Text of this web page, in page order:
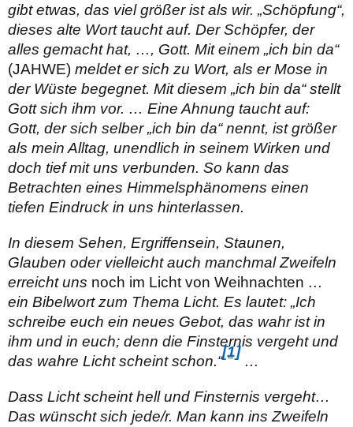
gibt etwas, das viel größer ist als wir. „Schöpfung“,
dieses alte Wort taucht auf. Der Schöpfer, der
alles gemacht hat, …, Gott. Mit einem „ich bin da“
(JAHWE) meldet er sich zu Wort, als er Mose in
der Wüste begegnet. Mit diesem „ich bin da“ stellt
Gott sich ihm vor. … Eine Ahnung taucht auf:
Gott, der sich selber „ich bin da“ nennt, ist größer
als mein Alltag, unendlich in seinem Wirken und
doch tief mit uns verbunden. So kann das
Betrachten eines Himmelsphänomens einen
tiefen Eindruck in uns hinter­lassen.
In diesem Sehen, Ergriffensein, Staunen,
Glauben oder vielleicht auch manchmal Zweifeln
erreicht uns noch im Licht von Weihnachten …
ein Bibelwort zum Thema Licht. Es lautet: „Ich
schreibe euch ein neues Gebot, das wahr ist in
ihm und in euch; denn die Finsternis vergeht und
das wahre Licht scheint schon.“
[1]
…
Dass Licht scheint hell und Finsternis vergeht…
Das wünscht sich jede/r. Man kann ins Zweifeln